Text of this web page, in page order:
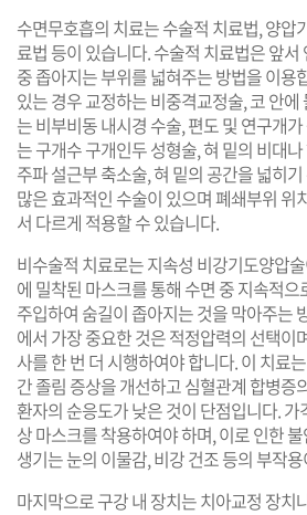
수면무호흡의 치료는 수술적 치료법, 양압
료법 등이 있습니다. 수술적 치료법은 앞
중 좁아지는 부위를 넓혀주는 방법을 이용
있는 경우 교정하는 비중격교정술, 코 안
는 비부비동 내시경 수술, 편도 및 연구개
는 구개수 구개인두 성형술, 혀 밑의 비대
주파 설근부 축소술, 혀 밑의 공간을 넓히
많은 효과적인 수술이 있으며 폐쇄부위 위
서 다르게 적용할 수 있습니다.
비수술적 치료로는 지속성 비강기도양압
에 밀착된 마스크를 통해 수면 중 지속적
주입하여 숨길이 좁아지는 것을 막아주는
에서 가장 중요한 것은 적정압력의 선택이
사를 한 번 더 시행하여야 합니다. 이 치료
간 졸림 증상을 개선하고 심혈관계 합병증
환자의 순응도가 낮은 것이 단점입니다.
상 마스크를 착용하여야 하며, 이로 인한
생기는 눈의 이물감, 비강 건조 등의 부작
마지막으로 구강 내 장치는 치아교정 장치